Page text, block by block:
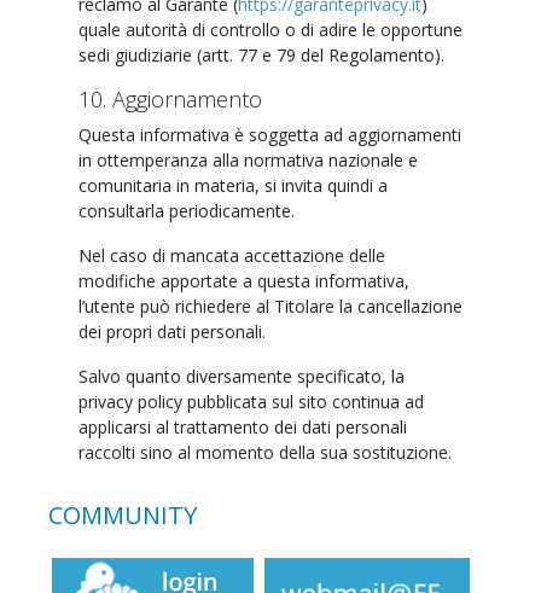
quale autorità di controllo o di adire le opportune
sedi giudiziarie (artt. 77 e 79 del Regolamento).
10. Aggiornamento
Questa informativa è soggetta ad aggiornamenti
in ottemperanza alla normativa nazionale e
comunitaria in materia, si invita quindi a
consultarla periodicamente.
Nel caso di mancata accettazione delle
modifiche apportate a questa informativa,
l’utente può richiedere al Titolare la cancellazione
dei propri dati personali.
Salvo quanto diversamente specificato, la
privacy policy pubblicata sul sito continua ad
applicarsi al trattamento dei dati personali
raccolti sino al momento della sua sostituzione.
COMMUNITY